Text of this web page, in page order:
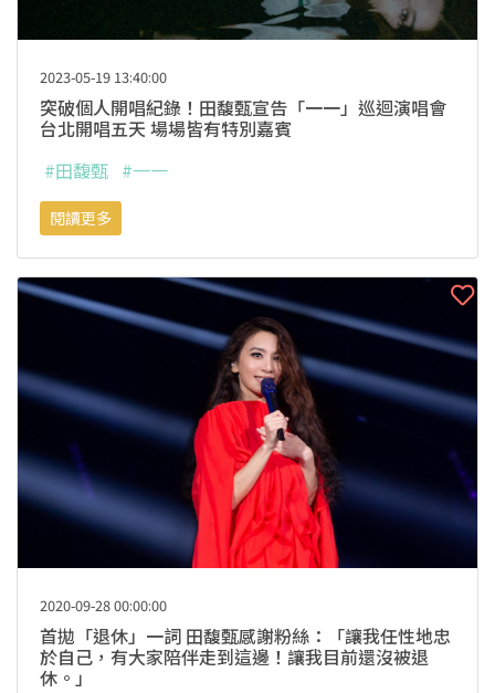
2023-05-19 13:40:00
突破個人開唱紀錄！田馥甄宣告「一一」巡迴演唱會
台北開唱五天 場場皆有特別嘉賓
#田馥甄 #一一
閱讀更多
2020-09-28 00:00:00
首拋「退休」一詞 田馥甄感謝粉絲：「讓我任性地忠
於自己，有大家陪伴走到這邊！讓我目前還沒被退
休。」